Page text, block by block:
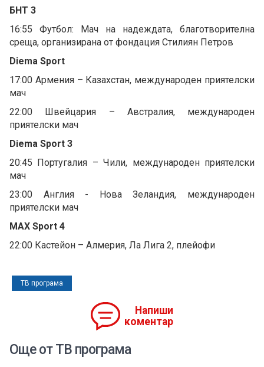
БНТ 3
16:55 Футбол: Мач на надеждата, благотворителна
среща, организирана от фондация Стилиян Петров
Diema Sport
17:00 Армения – Казахстан, международен приятелски
мач
22:00 Швейцария – Австралия, международен
приятелски мач
Diema Sport 3
20:45 Португалия – Чили, международен приятелски
мач
23:00 Англия - Нова Зеландия, международен
приятелски мач
MAX Sport 4
22:00 Кастейон – Алмерия, Ла Лига 2, плейофи
ТВ програма
Напиши
коментар
Още от ТВ програма